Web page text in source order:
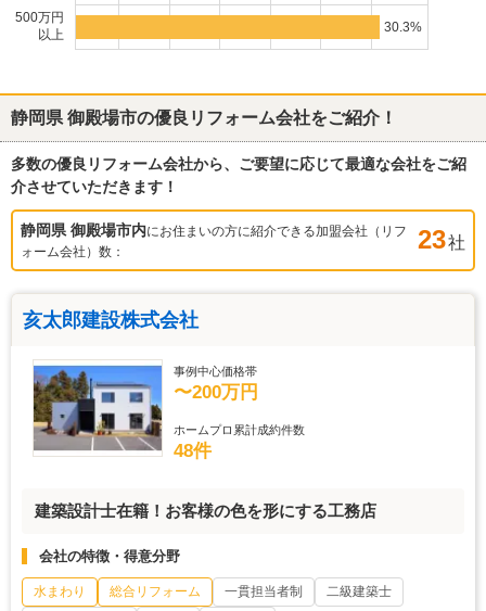
500万円
以上
30.3%
静岡県 御殿場市の優良リフォーム会社をご紹介！
多数の優良リフォーム会社から、ご要望に応じて最適な会社をご紹
介させていただきます！
静岡県 御殿場市内にお住まいの方に紹介できる加盟会社（リフ
ォーム会社）数：
23社
亥太郎建設株式会社
事例中心価格帯
〜200万円
ホームプロ累計成約件数
48件
建築設計士在籍！お客様の色を形にする工務店
会社の特徴・得意分野
水まわり 総合リフォーム 一貫担当者制
二級建築士